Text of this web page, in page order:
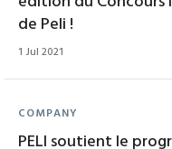
de Peli !
1 Jul 2021
COMPANY
PELI soutient le